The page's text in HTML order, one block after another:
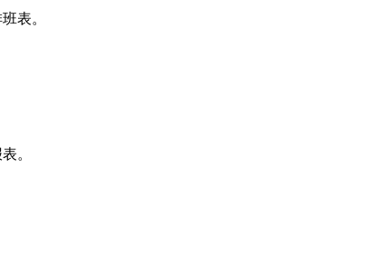
表。
。